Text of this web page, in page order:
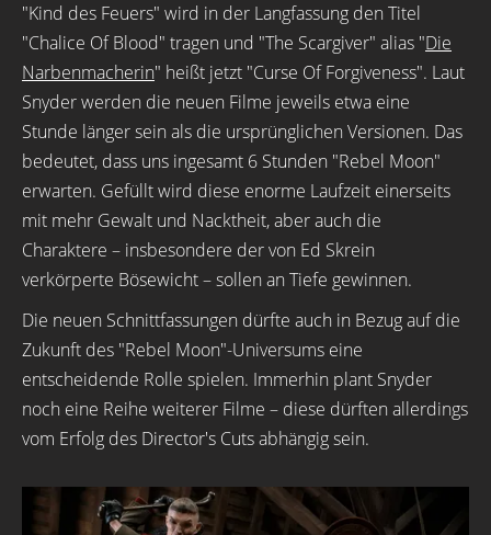
"Kind des Feuers" wird in der Langfassung den Titel
"Chalice Of Blood" tragen und "The Scargiver" alias "Die
Narbenmacherin" heißt jetzt "Curse Of Forgiveness". Laut
Snyder werden die neuen Filme jeweils etwa eine
Stunde länger sein als die ursprünglichen Versionen. Das
bedeutet, dass uns ingesamt 6 Stunden "Rebel Moon"
erwarten. Gefüllt wird diese enorme Laufzeit einerseits
mit mehr Gewalt und Nacktheit, aber auch die
Charaktere – insbesondere der von Ed Skrein
verkörperte Bösewicht – sollen an Tiefe gewinnen.
Die neuen Schnittfassungen dürfte auch in Bezug auf die
Zukunft des "Rebel Moon"-Universums eine
entscheidende Rolle spielen. Immerhin plant Snyder
noch eine Reihe weiterer Filme – diese dürften allerdings
vom Erfolg des Director's Cuts abhängig sein.